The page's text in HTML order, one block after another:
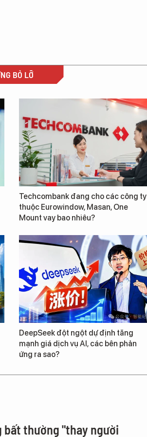
BỎ LỠ
Techcombank đang cho các công ty
thuộc Eurowindow, Masan, One
Mount vay bao nhiêu?
DeepSeek đột ngột dự định tăng
mạnh giá dịch vụ AI, các bên phản
ứng ra sao?
bất thường "thay người